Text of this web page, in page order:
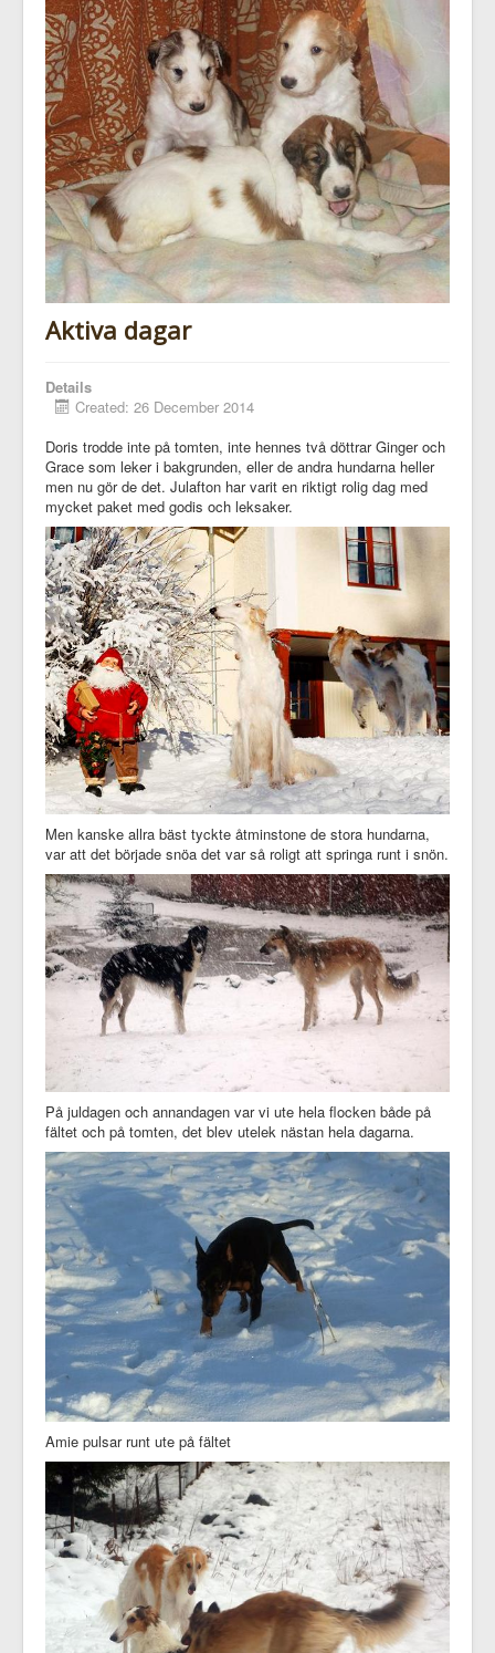
Aktiva dagar
Details
Created: 26 December 2014
Doris trodde inte på tomten, inte hennes två döttrar Ginger och
Grace som leker i bakgrunden, eller de andra hundarna heller
men nu gör de det. Julafton har varit en riktigt rolig dag med
mycket paket med godis och leksaker.
Men kanske allra bäst tyckte åtminstone de stora hundarna,
var att det började snöa det var så roligt att springa runt i snön.
På juldagen och annandagen var vi ute hela flocken både på
fältet och på tomten, det blev utelek nästan hela dagarna.
Amie pulsar runt ute på fältet